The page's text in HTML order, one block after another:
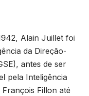
Alain Juillet foi
da Direção-
antes de ser
pela Inteligência
Fillon até